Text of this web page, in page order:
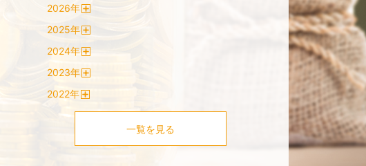
2026年
2025年
2024年
2023年
2022年
一覧を見る